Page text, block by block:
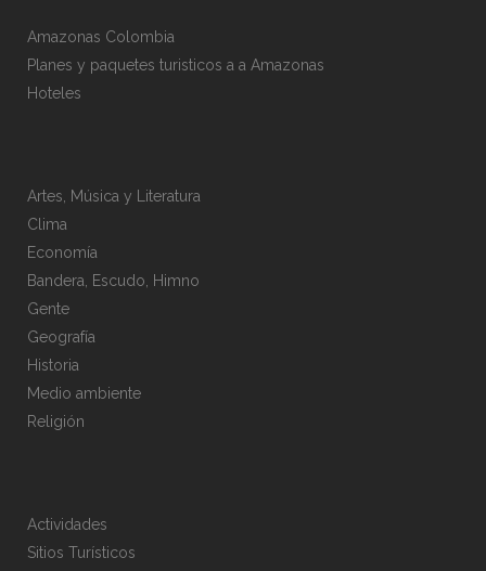
Amazonas Colombia
Planes y paquetes turisticos a a Amazonas
Hoteles
Artes, Música y Literatura
Clima
Economía
Bandera, Escudo, Himno
Gente
Geografía
Historia
Medio ambiente
Religión
Actividades
Sitios Turísticos